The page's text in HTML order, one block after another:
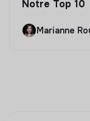
Notre Top 10
Marianne